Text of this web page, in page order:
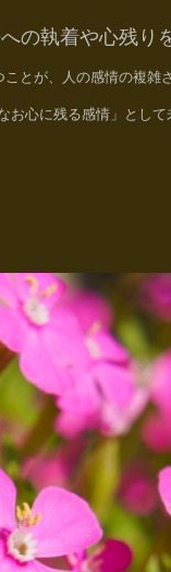
の執着や心残り
とが、人の感情の複雑
心に残る感情」として